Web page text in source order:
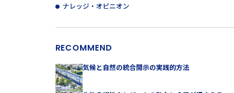
ナレッジ・オピニオン
RECOMMEND
気候と自然の統合開示の実践的方法